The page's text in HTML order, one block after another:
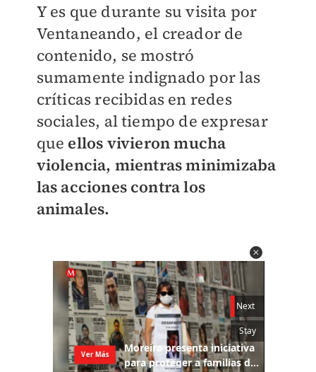
Y es que durante su visita por
Ventaneando, el creador de
contenido, se mostró
sumamente indignado por las
críticas recibidas en redes
sociales, al tiempo de expresar
que ellos vivieron mucha
violencia, mientras minimizaba
las acciones contra los
animales.